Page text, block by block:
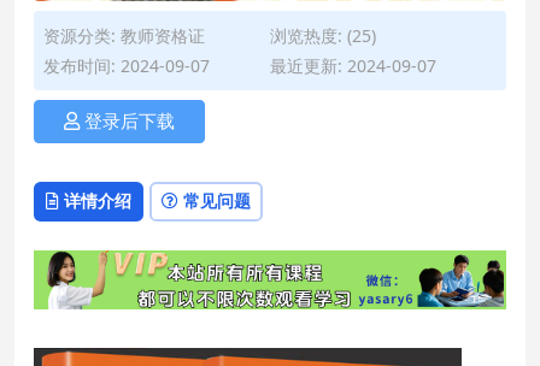
资源分类: 教师资格证
浏览热度: (25)
发布时间: 2024-09-07
最近更新: 2024-09-07
登录后下载
详情介绍 常见问题